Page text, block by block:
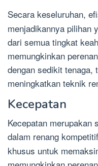
Secara keseluruhan,
menjadikannya pilihan
dari semua tingkat
memungkinkan
dengan sedikit tenaga,
meningkatkan teknik
Kecepatan
Kecepatan merupakan
dalam renang
khusus untuk